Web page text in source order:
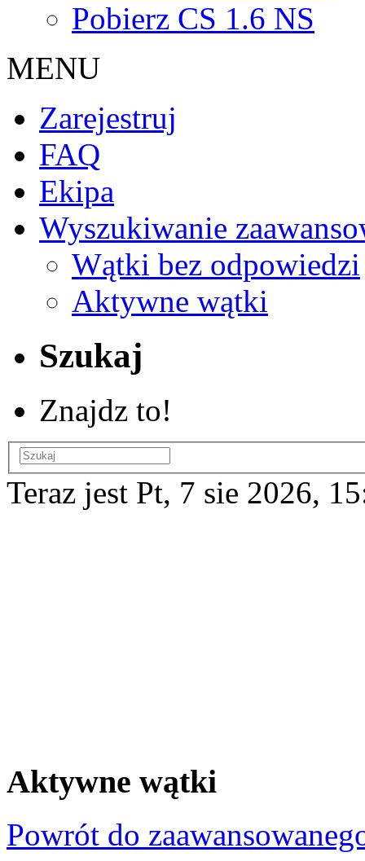
Pobierz CS 1.6 NS
MENU
Zarejestruj
FAQ
Ekipa
Wyszukiwanie
Wątki bez odpowiedzi
Aktywne wątki
Szukaj
Znajdz to!
Teraz jest Pt, 7 sie 2026,
Aktywne wątki
Powrót do